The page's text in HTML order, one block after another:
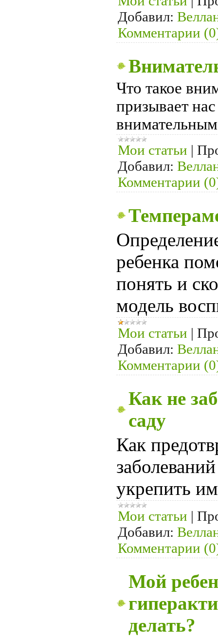
Добавил:
Комментарии
Что такое
призывает
Мои статьи |
Добавил:
Комментарии
ребенка
понять и
модель
Мои статьи |
Добавил:
Комментарии
Как не
саду
Как
укрепить
Мои статьи |
Добавил:
Комментарии
Мой
делать?